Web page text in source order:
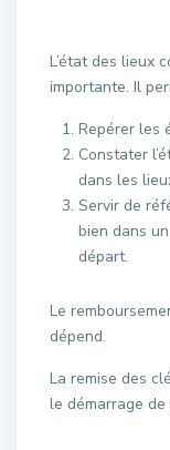
L’état des lieux
importante. Il
Repérer les
Constater
dans les
Servir de
bien dans
départ.
Le
dépend.
La remise des
le démarrage